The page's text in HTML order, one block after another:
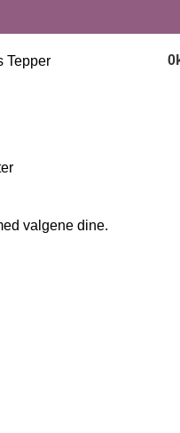
0
valgene dine.